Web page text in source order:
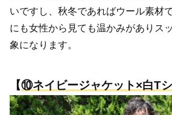
いですし、秋冬であればウール素材
にも女性から見ても温かみがありス
象になります。
【⑩ネイビージャケット×白T